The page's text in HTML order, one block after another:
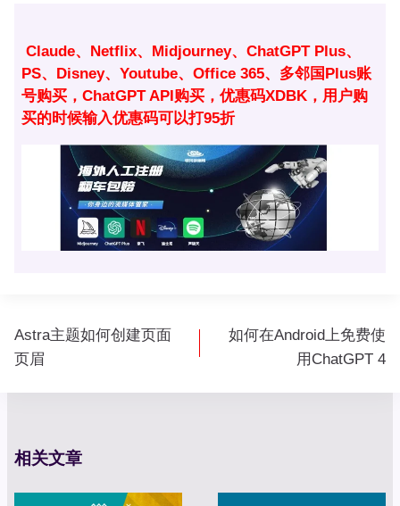
Claude、Netflix、Midjourney、ChatGPT Plus、
PS、Disney、Youtube、Office 365、多邻国Plus账
号购买，ChatGPT API购买，优惠码XDBK，用户购
买的时候输入优惠码可以打95折
文
章
Astra主题如何创建页面
页眉
如何在Android上免费使
用ChatGPT 4
相关文章